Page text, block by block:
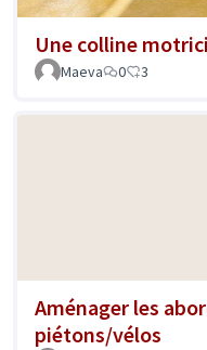
Une colline
Maeva
0 3
Aménager les
piétons/vélos